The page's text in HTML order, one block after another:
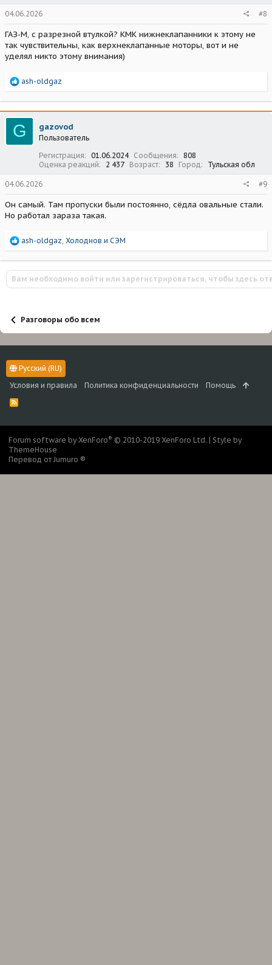
04.06.2026 #8
ГАЗ-М, с разрезной втулкой? КМК нижнеклапанники к этому не
так чувствительны, как верхнеклапанные моторы, вот и не
уделял никто этому внимания)
Р
а
к
ц
и
и
ash-oldgaz
G gazovod
Пользователь
Регистрация
01.06.2024 Сообщения
808
Оценка реакций
2 437 Возраст 38 Город Тульская обл
04.06.2026 #9
Он самый. Там пропуски были постоянно, сёдла овальные стали.
Но работал зараза такая.
Р
а
к
ц
и
ash-oldgaz Холоднов и СЭМ
Вам необходимо войти или зарегистрироваться, чтобы здесь
Разговоры обо всем
Русский (RU)
Условия и правила
Политика конфиденциальности Помощь
R
S
Forum software by XenForo® © 2010-2019 XenForo Ltd. | Style by
ThemeHouse
Перевод от Jumuro ®